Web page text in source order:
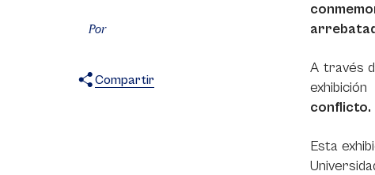
Por
Compartir
A través
exhibición
conflicto.
Esta